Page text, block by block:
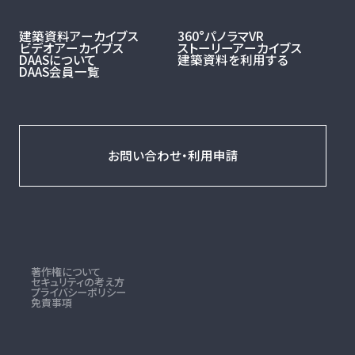
建築資料アーカイブス 360°パノラマVR
ビデオアーカイブス ストーリーアーカイブス
DAASについて 建築資料を利用する
DAAS会員一覧
お問い合わせ・利用申請
著作権について
セキュリティの考え方
プライバシーポリシー
免責事項